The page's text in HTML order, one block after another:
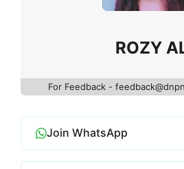
ROZY
For Feedback -
Join WhatsApp